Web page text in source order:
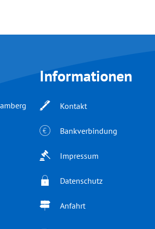
Informationen
Kontakt
Bankverbindung
Impressum
Datenschutz
Anfahrt